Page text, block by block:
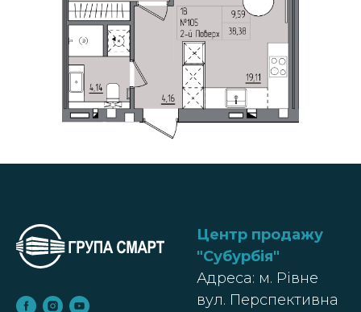
Центр продажу
"Субурбія"
Адреса: м. Рівне
вул. Перспективна